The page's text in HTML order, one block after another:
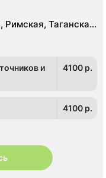
Таганская,
и
4100 p.
4100 p.